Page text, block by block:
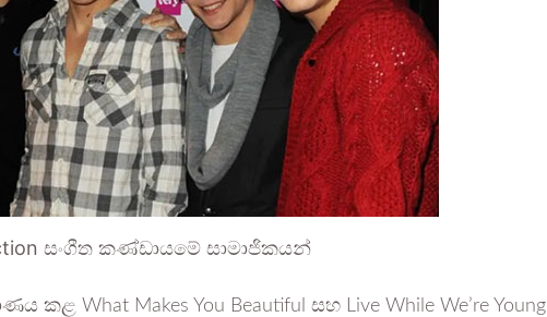
සංගීත කණ්ඩායමේ සාමාජිකයන්
What Makes You Beautiful සහ Live While We’re Young